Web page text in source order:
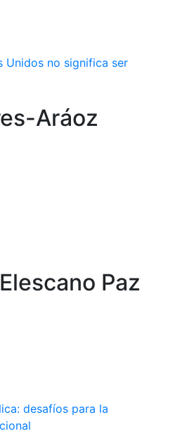
Unidos no significa ser
Aráoz
Paz
desafíos para la